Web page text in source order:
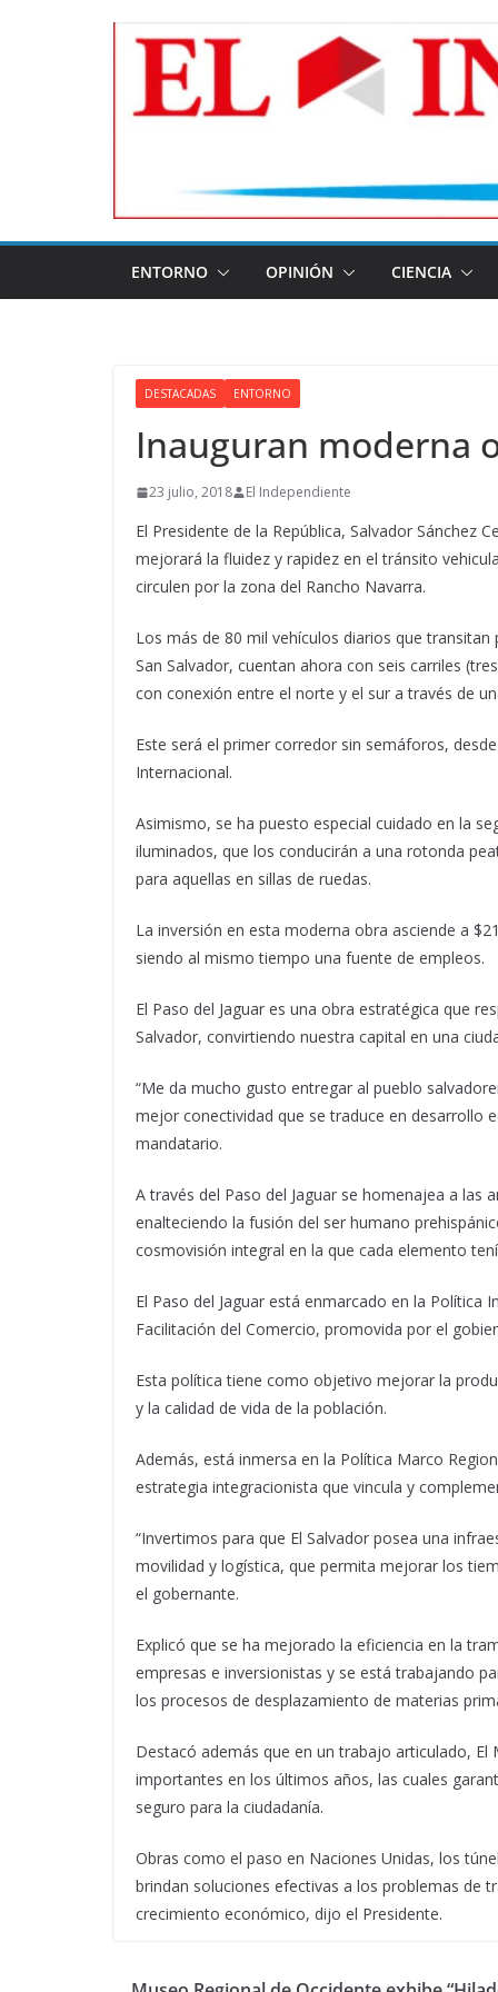
ENTORNO OPINIÓN CIENCIA
DESTACADAS ENTORNO
Inauguran moderna
23 julio, 2018 El Independiente
El Presidente de la República, Salvador Sánchez
mejorará la fluidez y rapidez en el tránsito
circulen por la zona del Rancho Navarra.
Los más de 80 mil vehículos diarios que
San Salvador, cuentan ahora con seis carriles
con conexión entre el norte y el sur a través de
Este será el primer corredor sin semáforos,
Internacional.
Asimismo, se ha puesto especial cuidado en la
iluminados, que los conducirán a una rotonda
para aquellas en sillas de ruedas.
La inversión en esta moderna obra asciende a
siendo al mismo tiempo una fuente de empleos.
El Paso del Jaguar es una obra estratégica que
Salvador, convirtiendo nuestra capital en una
“Me da mucho gusto entregar al pueblo
mejor conectividad que se traduce en desarrollo
mandatario.
A través del Paso del Jaguar se homenajea a las
enalteciendo la fusión del ser humano
cosmovisión integral en la que cada elemento
El Paso del Jaguar está enmarcado en la
Facilitación del Comercio, promovida por el
Esta política tiene como objetivo mejorar la
y la calidad de vida de la población.
Además, está inmersa en la Política Marco
estrategia integracionista que vincula y
“Invertimos para que El Salvador posea una
movilidad y logística, que permita mejorar los
el gobernante.
Explicó que se ha mejorado la eficiencia en la
empresas e inversionistas y se está trabajando
los procesos de desplazamiento de materias
Destacó además que en un trabajo articulado, El
importantes en los últimos años, las cuales
seguro para la ciudadanía.
Obras como el paso en Naciones Unidas, los
brindan soluciones efectivas a los problemas de
crecimiento económico, dijo el Presidente.